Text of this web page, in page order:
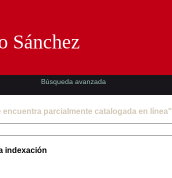
parcialmente catalogada en línea"
indexación
Sánchez
Búsqueda avanzada